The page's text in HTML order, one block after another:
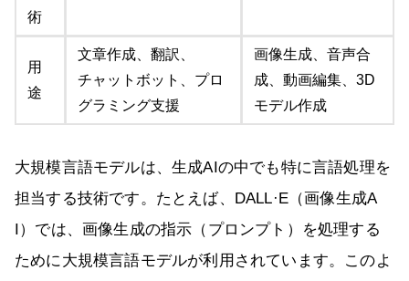
術
用
途
文章作成、翻訳、
チャットボット、プロ
グラミング支援
画像生成、音声合
成、動画編集、3D
モデル作成
大規模言語モデルは、生成AIの中でも特に言語処理を
担当する技術です。たとえば、DALL·E（画像生成A
I）では、画像生成の指示（プロンプト）を処理する
ために大規模言語モデルが利用されています。このよ